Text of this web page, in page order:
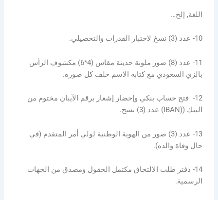
اللغة, إلخ…
10- عدد (3) نسخ لاختبار القدرات والتحصيلي.
11- عدد (8) صور ملونة حديثة مقاس (4*6) مكشوف الرأس
بالزي السعودي مع كتابة الاسم خلف كل صورة.
12- فتح حساب بنكي وإحضار إشعار برقم الآيبان مختوم من
البنك ((IBAN) عدد (3) نسخ.
13- عدد (3) صور من الهوية الوطنية لولي أمر المتقدم (في
حال وفاة والده).
14- دفتر طلب الالتحاق مكتمل الحقول ومصدق من الجهات
الرسمية.